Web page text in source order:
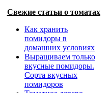
Свежие статьи о томатах
Как хранить
помидоры в
домашних условиях
Выращиваем только
вкусные помидоры.
Сорта вкусных
помидоров